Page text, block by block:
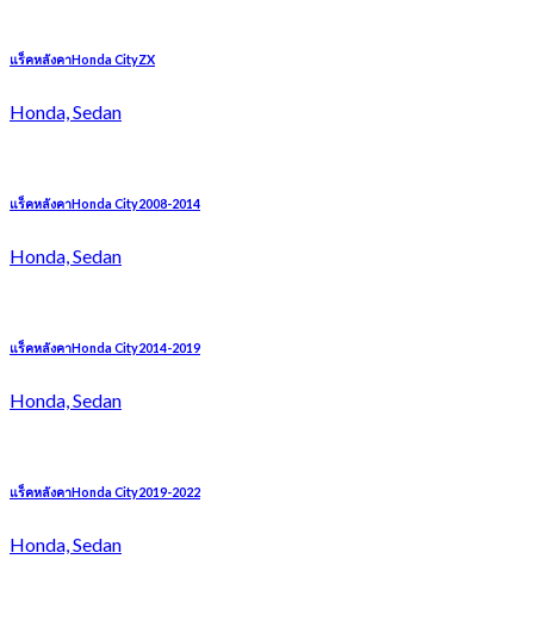
แร็คหลังคาHonda CityZX
Honda, Sedan
แร็คหลังคาHonda City2008-2014
Honda, Sedan
แร็คหลังคาHonda City2014-2019
Honda, Sedan
แร็คหลังคาHonda City2019-2022
Honda, Sedan